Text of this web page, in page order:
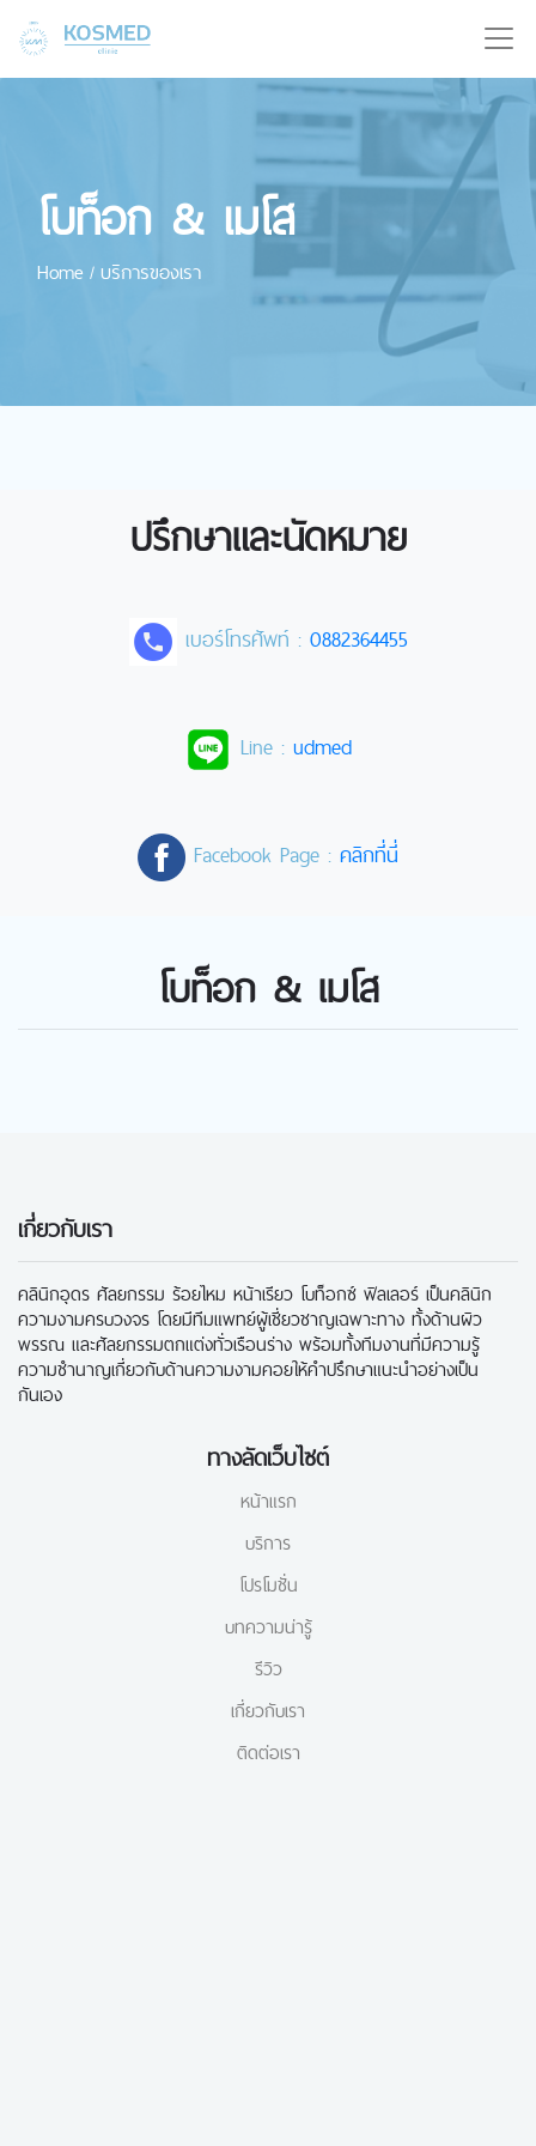
โบท็อก & เมโส
Home / บริการของเรา
ปรึกษาและนัดหมาย
เบอร์โทรศัพท์ : 0882364455
Line : udmed
Facebook Page : คลิกที่นี่
โบท็อก & เมโส
เกี่ยวกับเรา
คลินิกอุดร ศัลยกรรม ร้อยไหม หน้าเรียว โบท็อกซ์ ฟิลเลอร์ เป็นคลินิก
ความงามครบวงจร โดยมีทีมแพทย์ผู้เชี่ยวชาญเฉพาะทาง ทั้งด้านผิว
พรรณ และศัลยกรรมตกแต่งทั่วเรือนร่าง พร้อมทั้งทีมงานที่มีความรู้
ความชำนาญเกี่ยวกับด้านความงามคอยให้คำปรึกษาแนะนำอย่างเป็น
กันเอง
ทางลัดเว็บไซต์
หน้าแรก
บริการ
โปรโมชั่น
บทความน่ารู้
รีวิว
เกี่ยวกับเรา
ติดต่อเรา